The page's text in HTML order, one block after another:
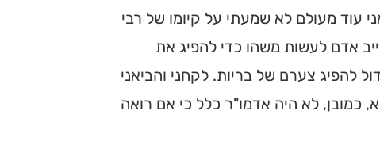
עוד מעולם לא שמעתי על קיומו של רבי
אדם לעשות משהו כדי להפיג את
להפיג צערם של בריות. לקחני והביאני
כמובן, לא היה אדמו"ר כלל כי אם רואה